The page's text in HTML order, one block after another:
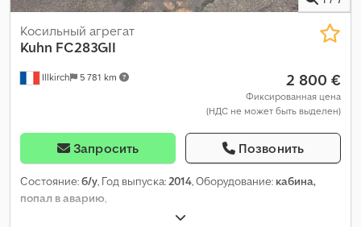
Illkirch 5 781 km
Косильный агрегат
Kuhn FC283GII
2 800 €
Фиксированная цена
(НДС не может быть выделен)
Запросить Позвонить
Состояние:б/у, Год выпуска:2014, Оборудование: кабина,
попал в аварию,